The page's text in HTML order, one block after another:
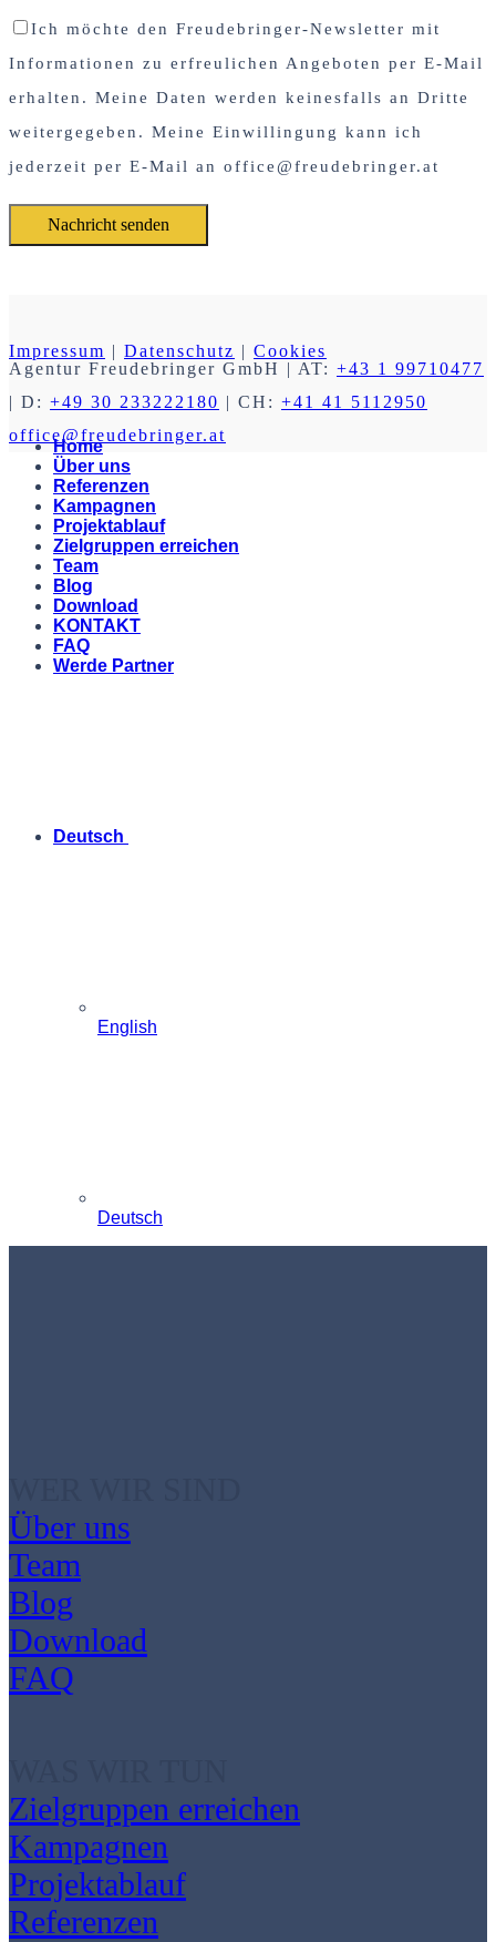
Ich möchte den Freudebringer-Newsletter mit
Informationen zu erfreulichen Angeboten per E-Mail
erhalten. Meine Daten werden keinesfalls an Dritte
weitergegeben. Meine Einwillingung kann ich
jederzeit per E-Mail an office@freudebringer.at
Impressum | Datenschutz | Cookies
Agentur Freudebringer GmbH | AT: +43 1 99710477
| D: +49 30 233222180 | CH: +41 41 5112950
office@freudebringer.at
Home
Über uns
Referenzen
Kampagnen
Projektablauf
Zielgruppen erreichen
Team
Blog
Download
KONTAKT
FAQ
Werde Partner
Deutsch
English
Deutsch
Über uns
Team
Blog
Download
FAQ
Zielgruppen erreichen
Kampagnen
Projektablauf
Referenzen